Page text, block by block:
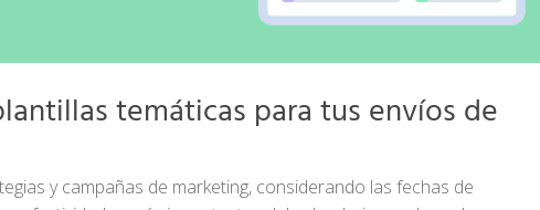
temáticas para tus envíos de
y campañas de marketing, considerando las fechas de